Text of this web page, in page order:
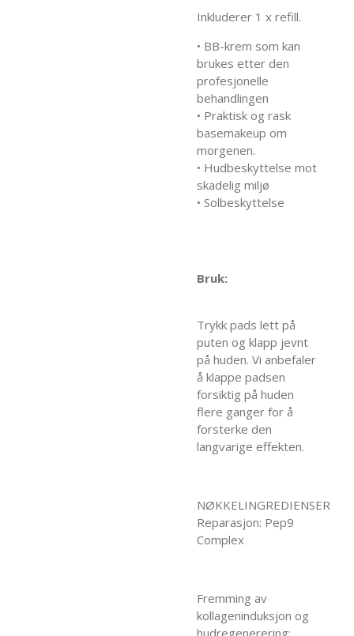
Inkluderer 1 x refill.
• BB-krem som kan
brukes etter den
profesjonelle
behandlingen
• Praktisk og rask
basemakeup om
morgenen.
• Hudbeskyttelse mot
skadelig miljø
• Solbeskyttelse
Bruk:
Trykk pads lett på
puten og klapp jevnt
på huden. Vi anbefaler
å klappe padsen
forsiktig på huden
flere ganger for å
forsterke den
langvarige effekten.
NØKKELINGREDIENSER
Reparasjon: Pep9
Complex
Fremming av
kollageninduksjon og
hudregenerering: